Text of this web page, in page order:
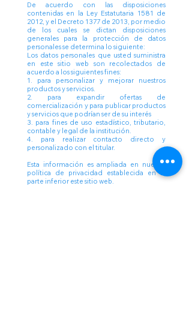
De acuerdo con las disposiciones
contenidas en la Ley Estatutaria 1581 de
2012, y el Decreto 1377 de 2013, por medio
de los cuales se dictan disposiciones
generales para la protección de datos
personales se determina lo siguiente:
Los datos personales que usted suministra
en este sitio web son recolectados de
acuerdo a los siguientes fines:
1. para personalizar y mejorar nuestros
productos y servicios.
2. para expandir ofertas de
comercialización y para publicar productos
y servicios que podrían ser de su interés
3. para fines de uso estadístico, tributario,
contable y legal de la institución.
4. para realizar contacto directo y
personalizado con el titular.
Esta información es ampliada en nuestra
política de privacidad establecida en la
parte inferior este sitio web.